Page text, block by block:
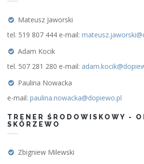
Mateusz Jaworski
tel. 519 807 444 e-mail:
Adam Kocik
tel. 507 281 280 e-mail:
Paulina Nowacka
e-mail: paulina.nowacka@dopiewo.pl
TRENER ŚRODOWISKOWY -
SKÓRZEWO
Zbigniew Milewski